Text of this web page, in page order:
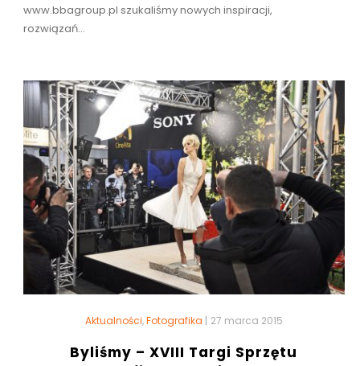
www.bbagroup.pl szukaliśmy nowych inspiracji,
rozwiązań...
Aktualności,Fotografika | 27 marca 2015
Byliśmy – XVIII Targi Sprzętu